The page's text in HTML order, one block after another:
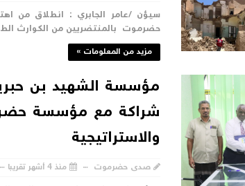
سيؤن /عامر الجابري : انطلاق من
حضرموت بالمنتضريين من الكوارث
مزيد من المعلومات »
مؤسسة الشهيد بن
شراكة مع مؤسسة
والاستراتيجية
صدى حضرموت منذ 4 أشهر تقريبا